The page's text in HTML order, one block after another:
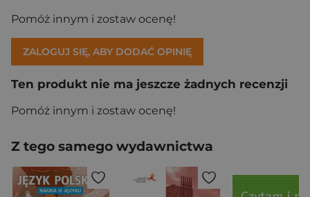
Pomóż innym i zostaw ocenę!
ZALOGUJ SIĘ, ABY DODAĆ OPINIĘ
Ten produkt nie ma jeszcze żadnych recenzji
Pomóż innym i zostaw ocenę!
Z tego samego wydawnictwa